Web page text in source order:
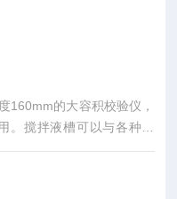
160mm的大容积校验仪，
。搅拌液槽可以与各种类
。液槽与干体炉相比，其
它还可以用作干体炉、黑